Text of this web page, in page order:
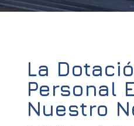
La
Personal
Nuestro